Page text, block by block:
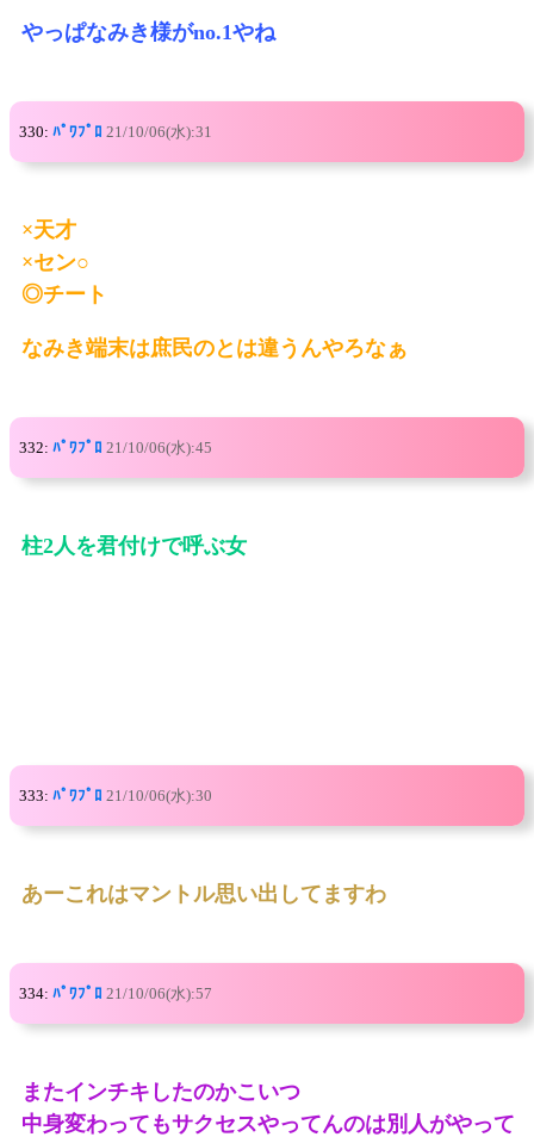
やっぱなみき様がno.1やね
330: ﾊﾟﾜﾌﾟﾛ 21/10/06(水):31
×天才
×セン○
◎チート
なみき端末は庶民のとは違うんやろなぁ
332: ﾊﾟﾜﾌﾟﾛ 21/10/06(水):45
柱2人を君付けで呼ぶ女
333: ﾊﾟﾜﾌﾟﾛ 21/10/06(水):30
あーこれはマントル思い出してますわ
334: ﾊﾟﾜﾌﾟﾛ 21/10/06(水):57
またインチキしたのかこいつ
中身変わってもサクセスやってんのは別人がやって